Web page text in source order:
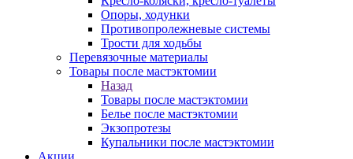
Опоры, ходунки
Противопролежневые системы
Трости для ходьбы
Перевязочные материалы
Товары после мастэктомии
Назад
Товары после мастэктомии
Белье после мастэктомии
Экзопротезы
Купальники после мастэктомии
Акции